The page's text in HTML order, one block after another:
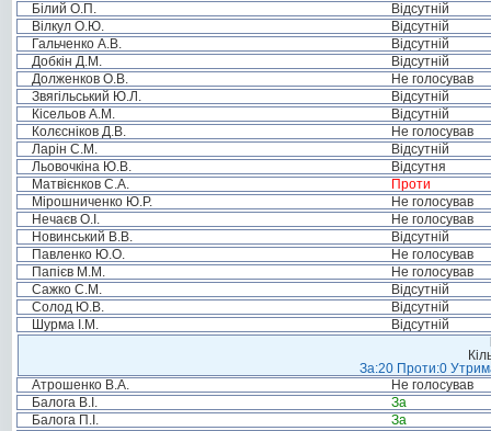
Білий О.П.
Відсутній
Вілкул О.Ю.
Відсутній
Гальченко А.В.
Відсутній
Добкін Д.М.
Відсутній
Долженков О.В.
Не голосував
Звягільський Ю.Л.
Відсутній
Кісельов А.М.
Відсутній
Колєсніков Д.В.
Не голосував
Ларін С.М.
Відсутній
Льовочкіна Ю.В.
Відсутня
Матвієнков С.А.
Проти
Мірошниченко Ю.Р.
Не голосував
Нечаєв О.І.
Не голосував
Новинський В.В.
Відсутній
Павленко Ю.О.
Не голосував
Папієв М.М.
Не голосував
Сажко С.М.
Відсутній
Солод Ю.В.
Відсутній
Шурма І.М.
Відсутній
За:20 Проти:0
Атрошенко В.А.
Не голосував
Балога В.І.
За
Балога П.І.
За